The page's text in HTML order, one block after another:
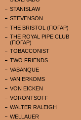
STANISLAW
STEVENSON
THE BRISTOL (ПОГАР)
THE ROYAL PIPE CLUB
(ПОГАР)
TOBACCONIST
TWO FRIENDS
VABANQUE
VAN ERKOMS
VON EICKEN
VORONTSOFF
WALTER RALEIGH
WELLAUER